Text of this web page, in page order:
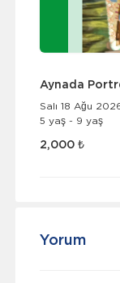
Aynada
Salı 18 Ağu
5 yaş - 9 yaş
2,000 ₺
Yorum